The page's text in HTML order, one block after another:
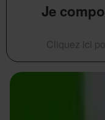
Je
Cliquez ici